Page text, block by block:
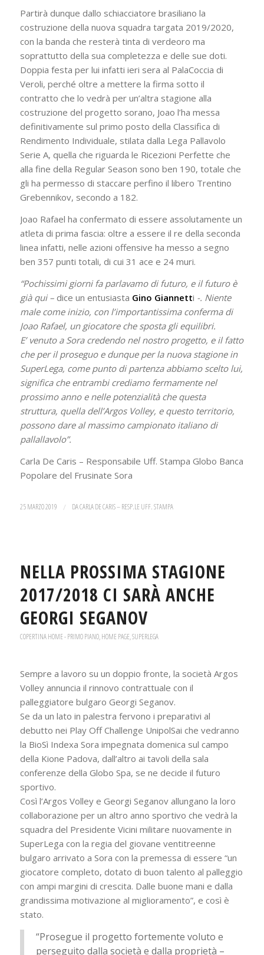
Partirà dunque dallo schiacciatore brasiliano la
costruzione della nuova squadra targata 2019/2020,
con la banda che resterà tinta di verdeoro ma
soprattutto della sua completezza e delle sue doti.
Doppia festa per lui infatti ieri sera al PalaCoccia di
Veroli, perché oltre a mettere la firma sotto il
contratto che lo vedrà per un’altra stagione alla
costruzione del progetto sorano, Joao l’ha messa
definitivamente sul primo posto della Classifica di
Rendimento Individuale, stilata dalla Lega Pallavolo
Serie A, quella che riguarda le Ricezioni Perfette che
alla fine della Regular Season sono ben 190, totale che
gli ha permesso di staccare perfino il libero Trentino
Grebennikov, secondo a 182.
Joao Rafael ha confermato di essere assolutamente un
atleta di prima fascia: oltre a essere il re della seconda
linea infatti, nelle azioni offensive ha messo a segno
ben 357 punti totali, di cui 31 ace e 24 muri.
“Pochissimi giorni fa parlavamo di futuro, e il futuro è
già qui – dice un entusiasta Gino Giannetti -. Niente
male come inizio, con l’importantissima conferma di
Joao Rafael, un giocatore che sposta gli equilibri.
E’ venuto a Sora credendo nel nostro progetto, e il fatto
che per il proseguo e dunque per la nuova stagione in
SuperLega, come punto di partenza abbiamo scelto lui,
significa che entrambi crediamo fermamente nel
prossimo anno e nelle potenzialità che questa
struttura, quella dell’Argos Volley, e questo territorio,
possono dare al massimo campionato italiano di
pallallavolo”.
Carla De Caris – Responsabile Uff. Stampa Globo Banca
Popolare del Frusinate Sora
25 MARZO 2019 / DACARLA DE CARIS – RESP.LE UFF. STAMPA
NELLA PROSSIMA STAGIONE
2017/2018 CI SARÀ ANCHE
GEORGI SEGANOV
COPERTINA HOME - PRIMO PIANO,HOME PAGE,SUPERLEGA
Sempre a lavoro su un doppio fronte, la società Argos
Volley annuncia il rinnovo contrattuale con il
palleggiatore bulgaro Georgi Seganov.
Se da un lato in palestra fervono i preparativi al
debutto nei Play Off Challenge UnipolSai che vedranno
la BioSì Indexa Sora impegnata domenica sul campo
della Kione Padova, dall’altro ai tavoli della sala
conferenze della Globo Spa, se ne decide il futuro
sportivo.
Così l’Argos Volley e Georgi Seganov allungano la loro
collaborazione per un altro anno sportivo che vedrà la
squadra del Presidente Vicini militare nuovamente in
SuperLega con la regia del giovane ventitreenne
bulgaro arrivato a Sora con la premessa di essere “un
giocatore completo, dotato di buon talento al palleggio
con ampi margini di crescita. Dalle buone mani e dalla
grandissima motivazione al miglioramento”, e così è
stato.
“Prosegue il progetto fortemente voluto e
perseguito dalla società e dalla proprietà –